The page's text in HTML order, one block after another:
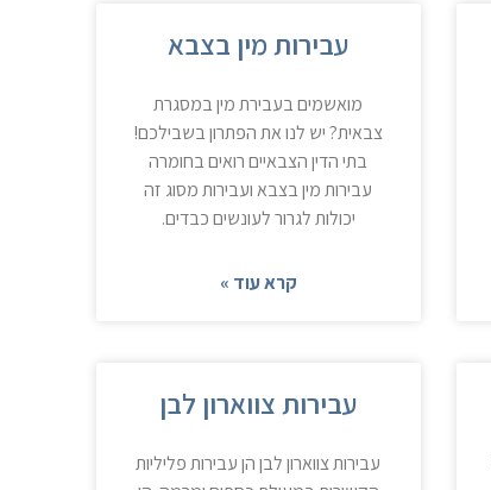
עבירות מין בצבא
מואשמים בעבירת מין במסגרת
צבאית? יש לנו את הפתרון בשבילכם!
בתי הדין הצבאיים רואים בחומרה
עבירות מין בצבא ועבירות מסוג זה
יכולות לגרור לעונשים כבדים.
קרא עוד »
עבירות צווארון לבן
עבירות צווארון לבן הן עבירות פליליות